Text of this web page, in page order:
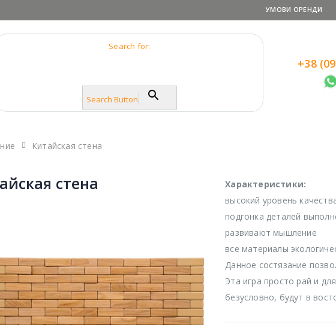
УМОВИ ОРЕНДИ
Search for:
Search Button
+38
Китайская стена
стена
Характеристики:
высокий уровень
подгонка деталей
развивают мышление
все материалы
Данное состязание
Эта игра просто рай и
безусловно, будут в